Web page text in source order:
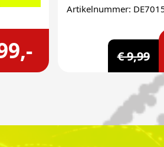
Artikelnummer:
€ 9,99